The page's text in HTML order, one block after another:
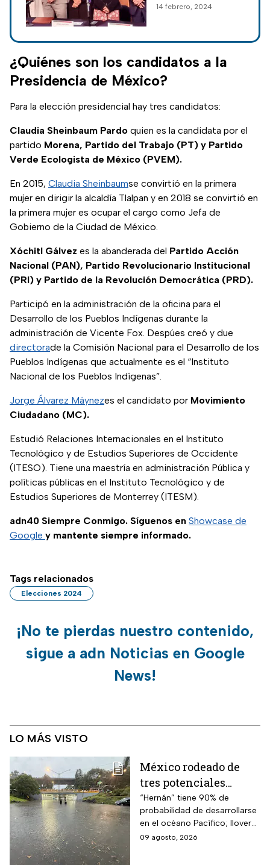
elecciones 2024
con la CIRT para
población a votar en
las elecciones de
2024.
14 febrero, 2024
¿Quiénes son los candidatos a la
Presidencia de México?
Para la elección presidencial hay tres candidatos:
Claudia Sheinbaum Pardo quien es la candidata por el
partido Morena, Partido del Trabajo (PT) y Partido
Verde Ecologista de México (PVEM).
En 2015, Claudia Sheinbaumse convirtió en la primera
mujer en dirigir la alcaldía Tlalpan y en 2018 se convirtió en
la primera mujer es ocupar el cargo como Jefa de
Gobierno de la Ciudad de México.
Xóchitl Gálvez es la abanderada del Partido Acción
Nacional (PAN), Partido Revolucionario Institucional
(PRI) y Partido de la Revolución Democrática (PRD).
Participó en la administración de la oficina para el
Desarrollo de los Pueblos Indígenas durante la
administración de Vicente Fox. Despúes creó y due
directorade la Comisión Nacional para el Desarrollo de los
Pueblos Indígenas que actualmente es el “Instituto
Nacional de los Pueblos Indígenas”.
Jorge Álvarez Máynezes el candidato por Movimiento
Ciudadano (MC).
Estudió Relaciones Internacionales en el Instituto
Tecnológico y de Estudios Superiores de Occidente
(ITESO). Tiene una maestría en administración Pública y
políticas públicas en el Instituto Tecnológico y de
Estudios Superiores de Monterrey (ITESM).
adn40 Siempre Conmigo. Síguenos en Showcase de
Google y mantente siempre informado.
Tags relacionados
Elecciones 2024
¡No te pierdas nuestro contenido,
sigue a adn Noticias en Google
News!
LO MÁS VISTO
México rodeado de
tres potenciales
ciclones; “Hernán” se
coloca en el mapa del
Pacífico
“Hernán” tiene 90% de
probabilidad de desarrollarse
en el océano Pacífico; lloverá
muy fuerte en cuatro estados
09 agosto, 2026